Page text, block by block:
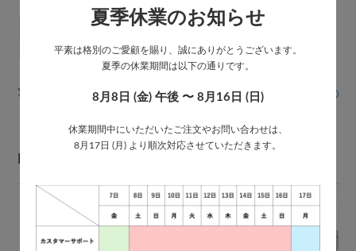
【70cm/直径123cm】折りたたみ
傘 大きい 自動開閉 耐風仕様｜メン
¥2,980 送料無料
【70cm】傘 ベーシック ジャンプ
式｜メンズ
¥1,780(税込)
夏季休業のお知らせ
平素は格別のご愛顧を賜り、誠にありがとうございます。
夏季の休業期間は以下の通りです。
8月8日 (金) 午後 〜 8月16日 (日)
休業期間中にいただいたご注文やお問い合わせは、
8月17日 (月) より順次対応させていただきます。